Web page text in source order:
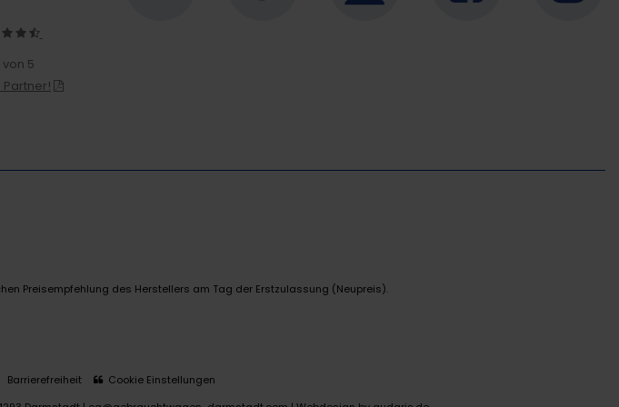
von 5
Partner!
Preisempfehlung des Herstellers am Tag der Erstzulassung (Neupreis).
Barrierefreiheit
Cookie Einstellungen